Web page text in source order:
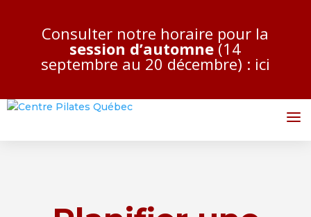
Consulter notre horaire pour la
session d’automne (14
septembre au 20 décembre) : ici